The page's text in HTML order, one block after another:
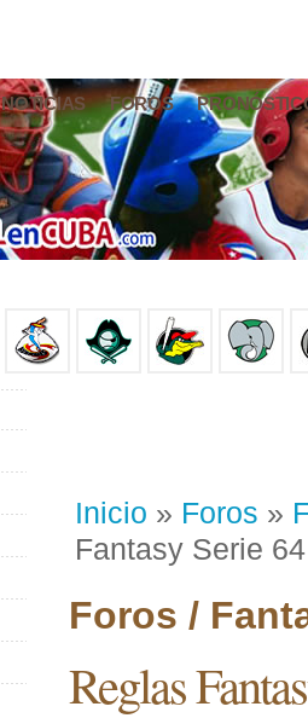
NOTICIAS FOROS
Inicio » Foros »
Fantasy Serie 64
Foros /
Reglas